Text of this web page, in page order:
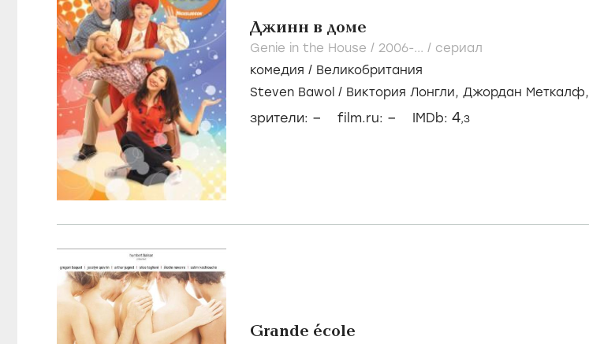
Джинн в доме
Genie in the House / 2006-... / сериал
комедия / Великобритания
Steven Bawol / Виктория Лонгли, Джордан Меткалф,
зрители: – film.ru: – IMDb: 4,3
Grande école